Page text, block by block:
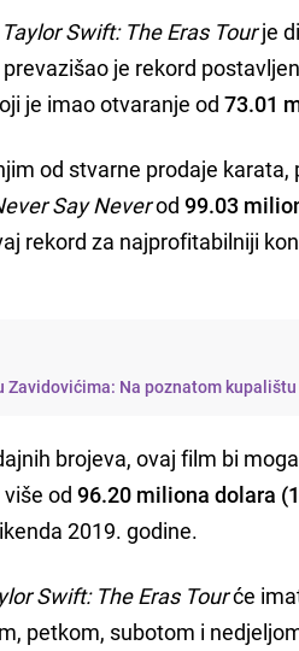
Taylor Swift: The Eras Tourje
prevazišao je rekord
je imao otvaranje od73.01
od stvarne prodaje
Say Neverod99.03
rekord za najprofitabilniji
Zavidovićima: Na poznatom
brojeva, ovaj film bi
više od96.20 miliona dolara
2019. godine.
Swift: The Eras Tourće
petkom, subotom i